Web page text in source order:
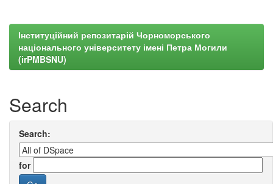
Інституційний репозитарій Чорноморського
національного університету імені Петра Могили
(irPMBSNU)
Search
Search:
for